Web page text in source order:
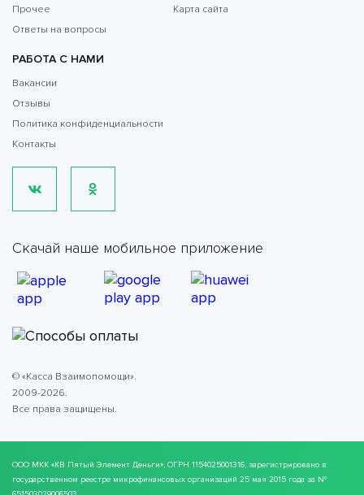
Прочее
Ответы на вопросы
Карта сайта
РАБОТА С НАМИ
Вакансии
Отзывы
Политика конфиденциальности
Контакты
Скачай наше мобильное приложение
© «Касса Взаимопомощи».
2009-2026.
Все права защищены.
ООО МКК «КВ Пятый Элемент Деньги», ОГРН 1154025001316, зарегистрировано в
государственном реестре микрофинансовых организаций 25 мая 2015 года за №